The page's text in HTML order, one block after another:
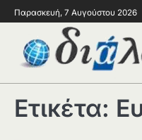
Παρασκευή, 7 Αυγούστου 2026
Ετικέτα: